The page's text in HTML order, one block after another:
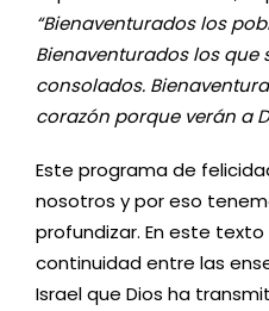
“Bienaventurados los
Bienaventurados los que
consolados.
corazón porque verán a
Este programa de
nosotros y por eso
profundizar. En este
continuidad entre las
Israel que Dios ha